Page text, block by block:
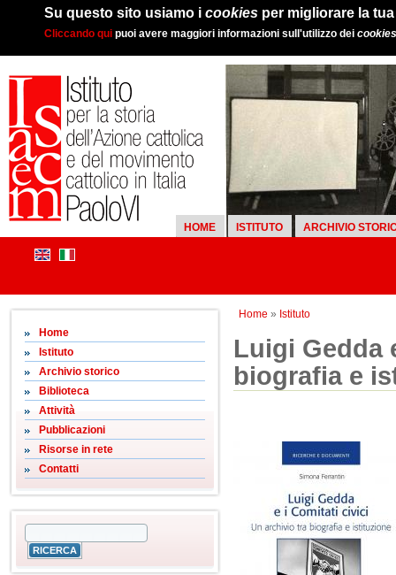
Su questo sito usiamo i cookies per migliorare la
Cliccando qui puoi avere maggiori informazioni sull'utilizzo dei cookies
HOME ISTITUTO ARCHIVIO
Home » Istituto
Home
Istituto
Archivio storico
Biblioteca
Attività
Pubblicazioni
Risorse in rete
Contatti
Luigi Gedda
biografia e